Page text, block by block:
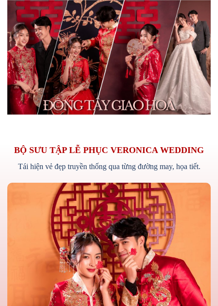
BỘ SƯU TẬP LỄ PHỤC VERONICA WEDDING
Tái hiện vẻ đẹp truyền thống qua từng đường may, họa tiết.